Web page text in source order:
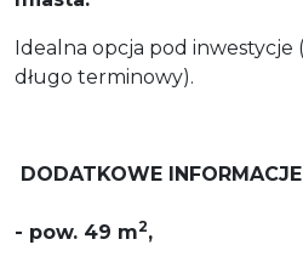
Idealna opcja pod
długo terminowy).
DODATKOWE INFORMACJE
- pow. 49 m2,